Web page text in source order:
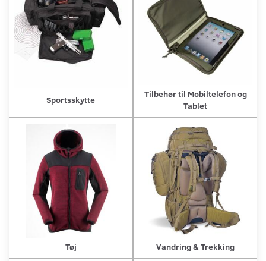
Sportsskytte
Tilbehør til Mobiltelefon og
Tablet
Tøj Vandring & Trekking